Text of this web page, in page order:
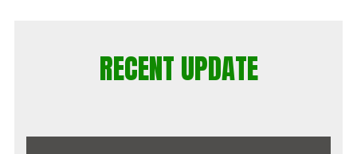
RECENT UPDATE